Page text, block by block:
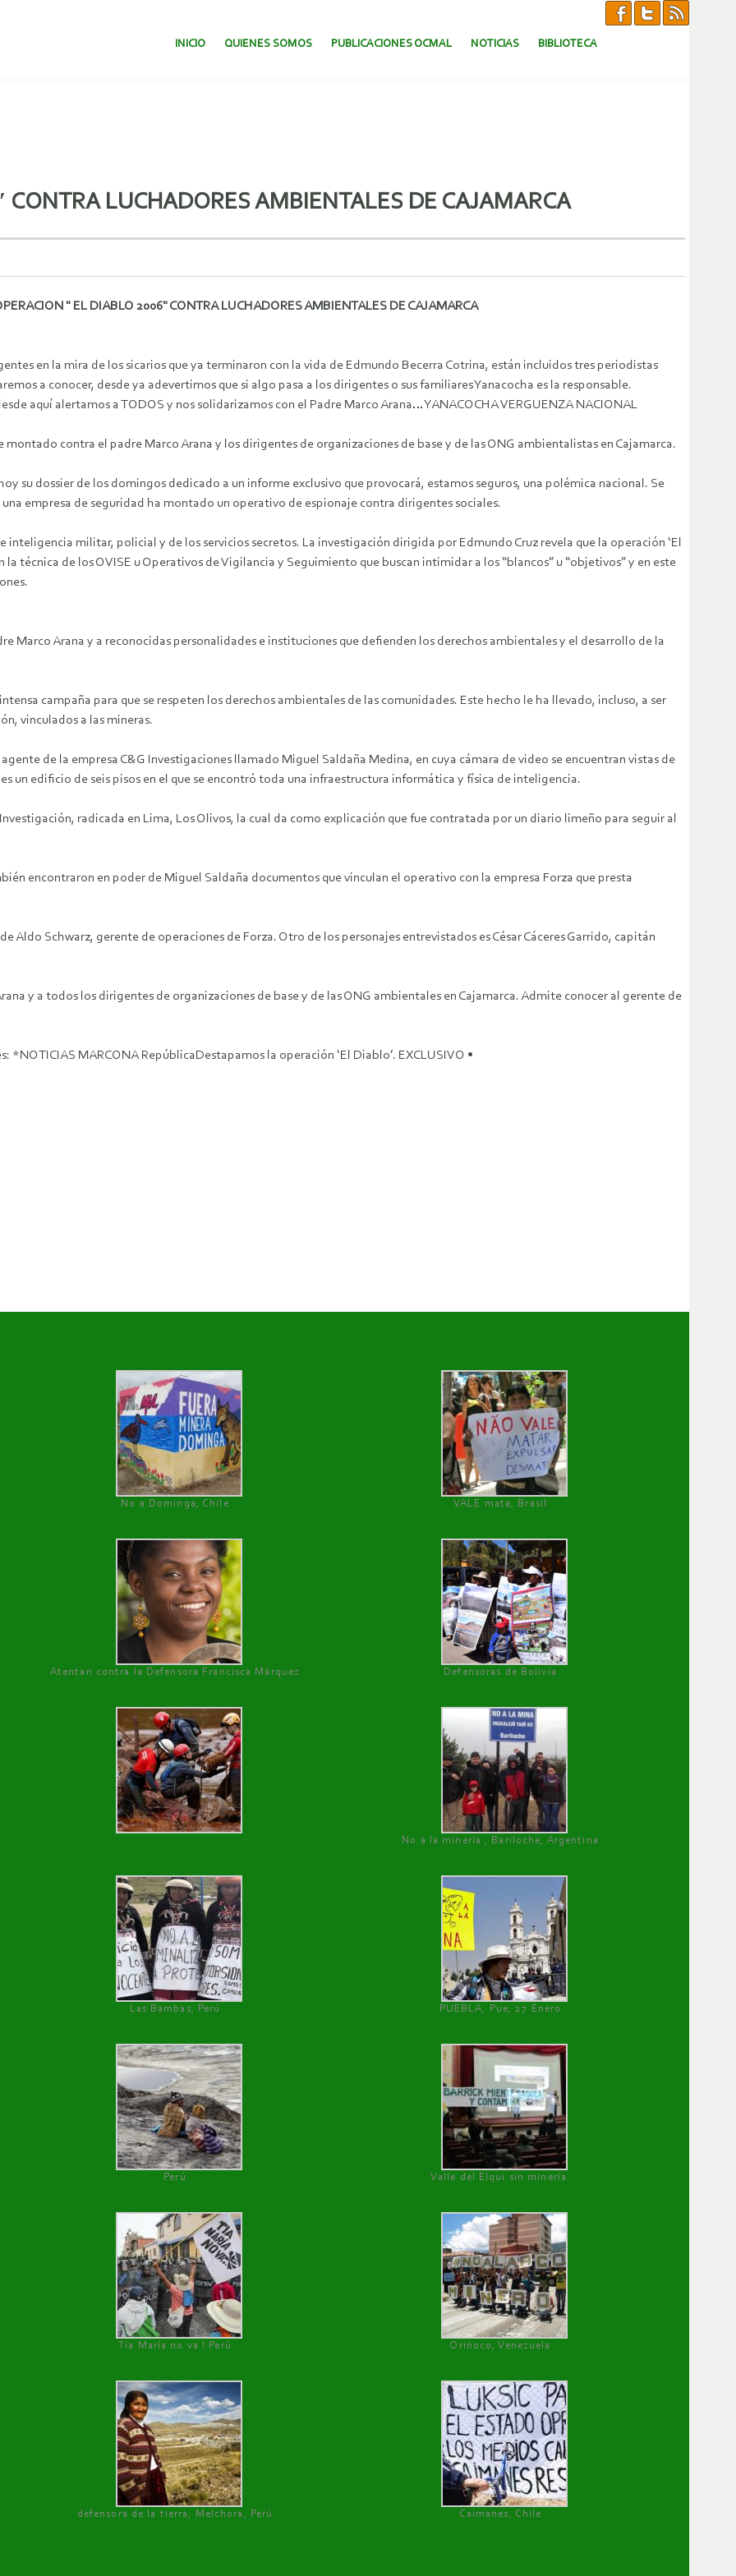
SALTAR AL CONTENIDO.
INICIO QUIENES SOMOS PUBLICACIONES OCMAL NOTICIAS BIBLIOTECA
LUCHADORES AMBIENTALES DE CAJAMARCA
" EL DIABLO 2006" CONTRA LUCHADORES AMBIENTALES DE CAJAMARCA
en la mira de los sicarios que ya terminaron con la vida de Edmundo Becerra Cotrina, están incluidos tres periodistas
a conocer, desde ya adevertimos que si algo pasa a los dirigentes o sus familiares Yanacocha es la responsable.
aquí alertamos a TODOS y nos solidarizamos con el Padre Marco Arana… YANACOCHA VERGUENZA NACIONAL
contra el padre Marco Arana y los dirigentes de organizaciones de base y de las ONG ambientalistas en Cajamarca.
su dossier de los domingos dedicado a un informe exclusivo que provocará, estamos seguros, una polémica nacional. Se
empresa de seguridad ha montado un operativo de espionaje contra dirigentes sociales.
militar, policial y de los servicios secretos. La investigación dirigida por Edmundo Cruz revela que la operación ‘El
técnica de los OVISE u Operativos de Vigilancia y Seguimiento que buscan intimidar a los “blancos” u “objetivos” y en este
Marco Arana y a reconocidas personalidades e instituciones que defienden los derechos ambientales y el desarrollo de la
campaña para que se respeten los derechos ambientales de las comunidades. Este hecho le ha llevado, incluso, a ser
vinculados a las mineras.
de la empresa C&G Investigaciones llamado Miguel Saldaña Medina, en cuya cámara de video se encuentran vistas de
un edificio de seis pisos en el que se encontró toda una infraestructura informática y física de inteligencia.
radicada en Lima, Los Olivos, la cual da como explicación que fue contratada por un diario limeño para seguir al
encontraron en poder de Miguel Saldaña documentos que vinculan el operativo con la empresa Forza que presta
Aldo Schwarz, gerente de operaciones de Forza. Otro de los personajes entrevistados es César Cáceres Garrido, capitán
y a todos los dirigentes de organizaciones de base y de las ONG ambientales en Cajamarca. Admite conocer al gerente de
MARCONA RepúblicaDestapamos la operación ‘El Diablo’. EXCLUSIVO •
No a Dominga, Chile
VALE mata, Brasil
Atentan contra la Defensora Francisca Márquez Defensoras de Bolivia
No a la minería , Bariloche, Argentina
Las Bambas, Perú PUEBLA, Pue, 27 Enero
Perú Valle del Elqui sin minería.
Tía María no va ! Perú Orinoco, Venezuela
defensora de la tierra, Melchora, Perú Caimanes, Chile